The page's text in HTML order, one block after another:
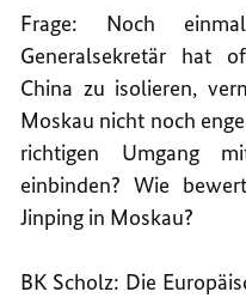
Frage: Noch
Generalsekretär hat
China zu isolieren,
Moskau nicht noch
richtigen Umgang
einbinden? Wie
Jinping in Moskau?
BK Scholz: Die